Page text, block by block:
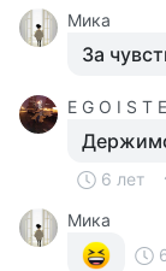
Мика
За
E G O I S T E
6 лет
Мика